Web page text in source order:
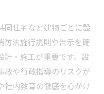
同住宅など建物ごとに設
防法施行規則や告示を確
計・施工が重要です。設
故や行政指導のリスクが
社内教育の徹底を心がけ